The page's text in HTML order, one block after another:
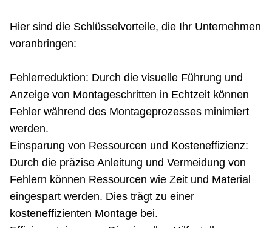
Hier sind die Schlüsselvorteile, die Ihr Unternehmen
voranbringen:
Fehlerreduktion: Durch die visuelle Führung und
Anzeige von Montageschritten in Echtzeit können
Fehler während des Montageprozesses minimiert
werden.
Einsparung von Ressourcen und Kosteneffizienz:
Durch die präzise Anleitung und Vermeidung von
Fehlern können Ressourcen wie Zeit und Material
eingespart werden. Dies trägt zu einer
kosteneffizienten Montage bei.